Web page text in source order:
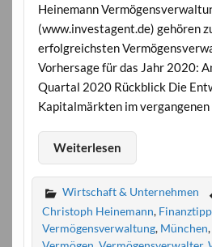
Heinemann
(www.investagent.de) gehören
erfolgreichsten
Vorhersage für das Jahr 2020:
Quartal 2020 Rückblick Die
Kapitalmärkten im vergangenen
Weiterlesen
Wirtschaft & Unternehmen
Christoph Heinemann, Finanztipp
Vermögensverwaltung, München,